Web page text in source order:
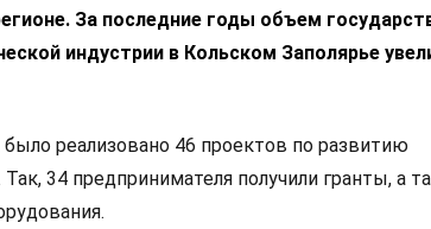
За последние годы объем
индустрии в Кольском Заполярье
было реализовано 46 проектов по развитию
34 предпринимателя получили гранты, а